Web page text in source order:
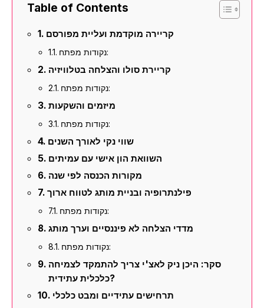
Table of Contents
קריירה מוקדמת ועליית מפורסם
נקודות מפתח:
קריירת סולו והצלחה בטלוויזיה
נקודות מפתח:
מיזמים והשקעות
נקודות מפתח:
שווי נקי לאורך השנים
השוואת הון אישי עם עמיתים
מקורות הכנסה לפי שנה
פילנתרופיה ובניית מותג לטווח ארוך
נקודות מפתח:
מדדי הצלחה לא פיננסיים וערך מותג
נקודות מפתח:
סקר: היכן ניק לאצ'י צריך להתמקד לצמיחה
כלכלית עתידית?
תרחישים עתידיים ומבט כלכלי